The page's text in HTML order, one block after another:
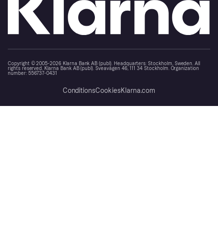
Copyright © 2005-2026 Klarna Bank AB (publ). Headquarters: Stockholm, Sweden. All
rights reserved. Klarna Bank AB (publ). Sveavägen 46, 111 34 Stockholm. Organization
number: 556737-0431
ConditionsCookiesKlarna.com